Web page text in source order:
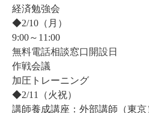
経済勉強会
◆2/10（月）
9:00～11:00
無料電話相談窓口開設日
作戦会議
加圧トレーニング
◆2/11（火祝）
講師養成講座：外部講師（東京